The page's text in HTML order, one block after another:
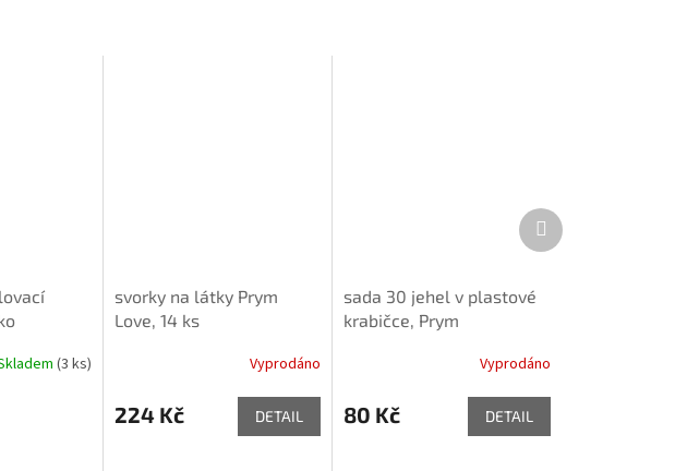
(3 ks)
svorky na látky Prym
Love, 14 ks
Vyprodáno
224 Kč DETAIL
sada 30 jehel v plastové
krabičce, Prym
Vyprodáno
80 Kč DETAIL
Další
produkt